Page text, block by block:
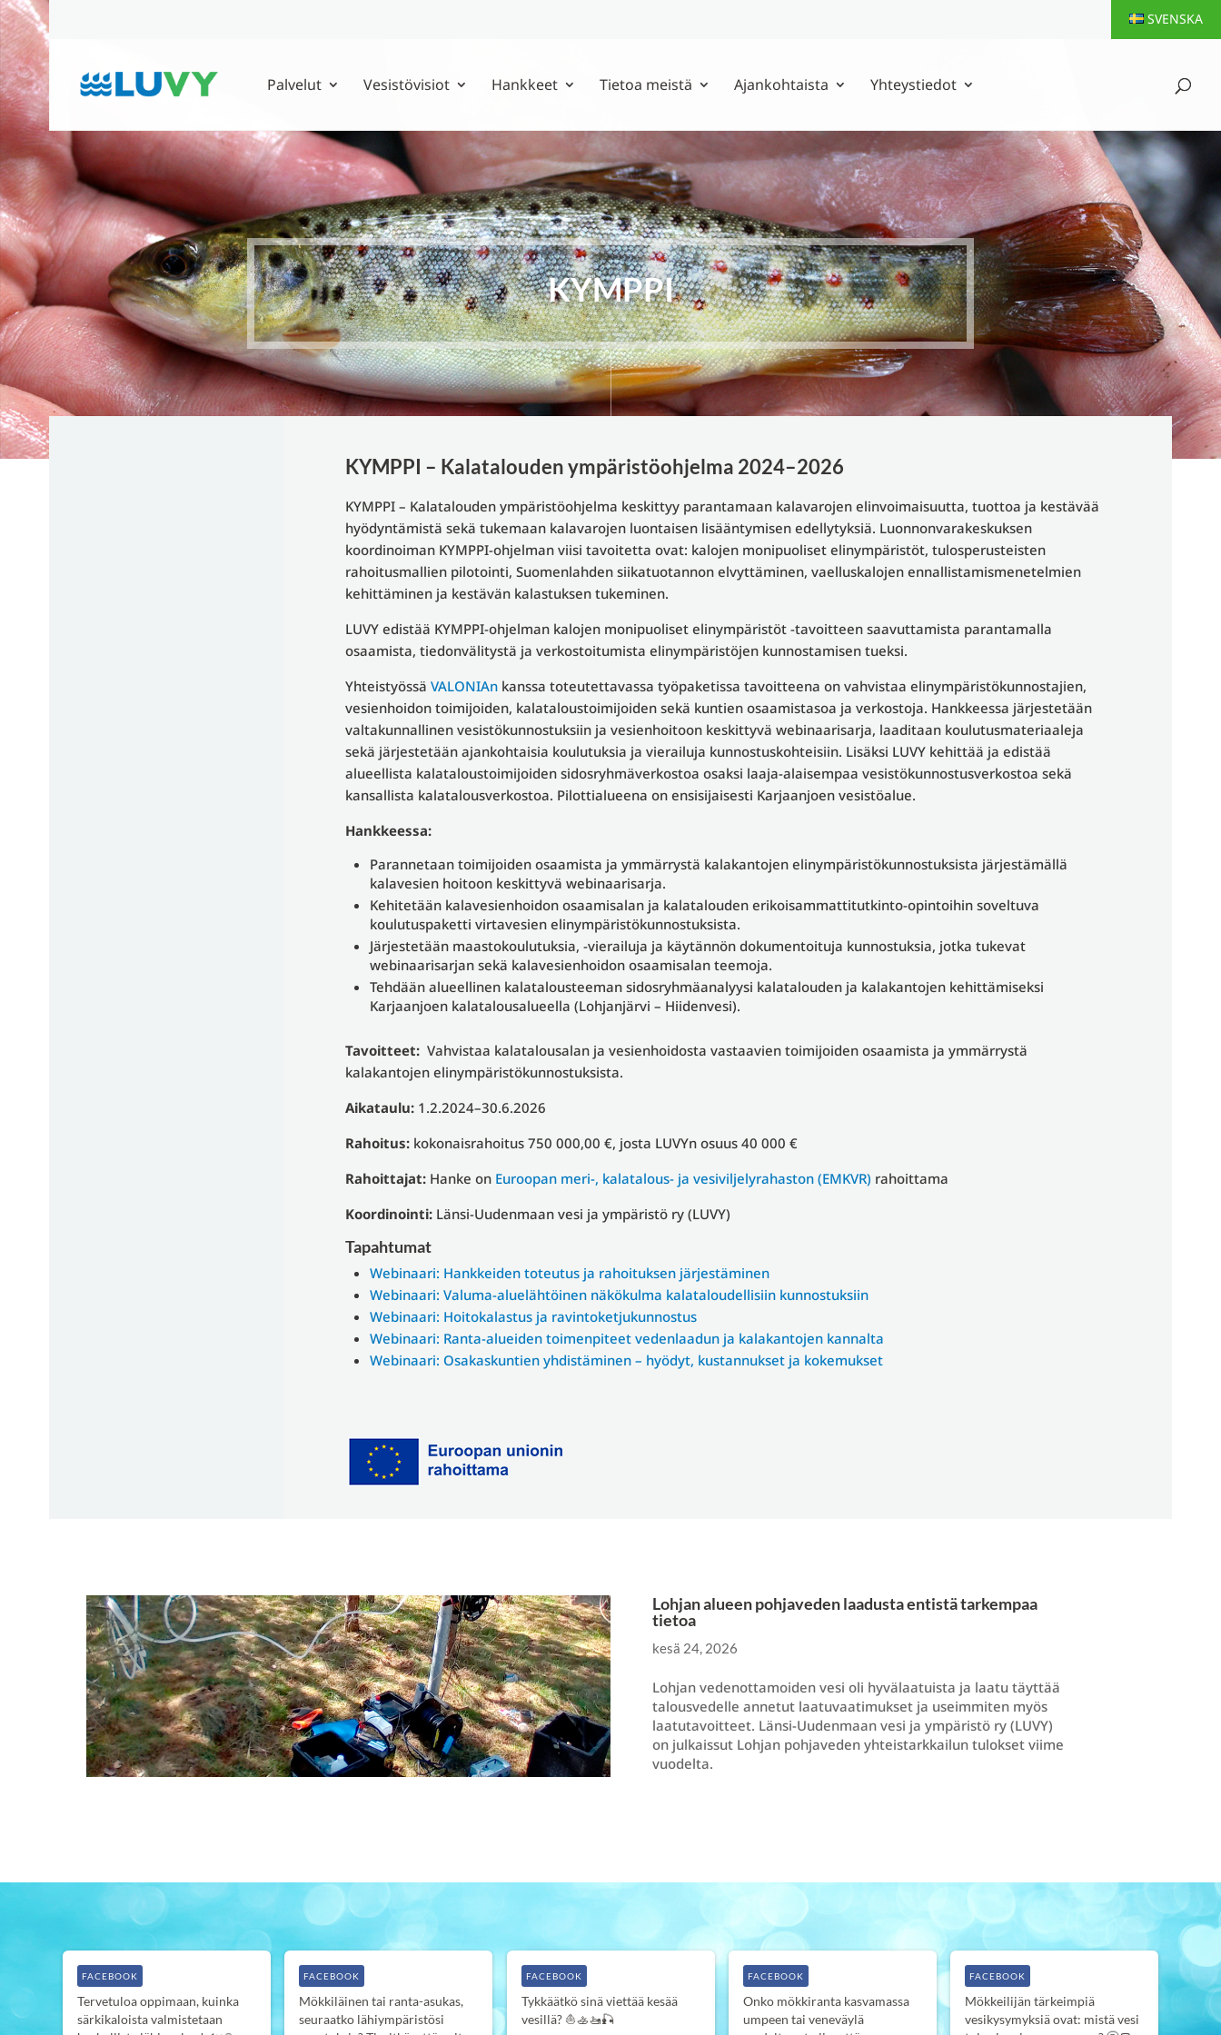
SVENSKA
Palvelut Vesistövisiot Hankkeet Tietoa meistä Ajankohtaista Yhteystiedot
KYMPPI
KYMPPI – Kalatalouden ympäristöohjelma 2024–2026
KYMPPI – Kalatalouden ympäristöohjelma keskittyy parantamaan kalavarojen elinvoimaisuutta, tuottoa ja kestävää
hyödyntämistä sekä tukemaan kalavarojen luontaisen lisääntymisen edellytyksiä. Luonnonvarakeskuksen
koordinoiman KYMPPI-ohjelman viisi tavoitetta ovat: kalojen monipuoliset elinympäristöt, tulosperusteisten
rahoitusmallien pilotointi, Suomenlahden siikatuotannon elvyttäminen, vaelluskalojen ennallistamismenetelmien
kehittäminen ja kestävän kalastuksen tukeminen.
LUVY edistää KYMPPI-ohjelman kalojen monipuoliset elinympäristöt -tavoitteen saavuttamista parantamalla
osaamista, tiedonvälitystä ja verkostoitumista elinympäristöjen kunnostamisen tueksi.
Yhteistyössä VALONIAnkanssa toteutettavassa työpaketissa tavoitteena on vahvistaa elinympäristökunnostajien,
vesienhoidon toimijoiden, kalataloustoimijoiden sekä kuntien osaamistasoa ja verkostoja. Hankkeessa järjestetään
valtakunnallinen vesistökunnostuksiin ja vesienhoitoon keskittyvä webinaarisarja, laaditaan koulutusmateriaaleja
sekä järjestetään ajankohtaisia koulutuksia ja vierailuja kunnostuskohteisiin. Lisäksi LUVY kehittää ja edistää
alueellista kalataloustoimijoiden sidosryhmäverkostoa osaksi laaja-alaisempaa vesistökunnostusverkostoa sekä
kansallista kalatalousverkostoa. Pilottialueena on ensisijaisesti Karjaanjoen vesistöalue.
Hankkeessa:
Parannetaan toimijoiden osaamista ja ymmärrystä kalakantojen elinympäristökunnostuksista järjestämällä
kalavesien hoitoon keskittyvä webinaarisarja.
Kehitetään kalavesienhoidon osaamisalan ja kalatalouden erikoisammattitutkinto-opintoihin soveltuva
koulutuspaketti virtavesien elinympäristökunnostuksista.
Järjestetään maastokoulutuksia, -vierailuja ja käytännön dokumentoituja kunnostuksia, jotka tukevat
webinaarisarjan sekä kalavesienhoidon osaamisalan teemoja.
Tehdään alueellinen kalatalousteeman sidosryhmäanalyysi kalatalouden ja kalakantojen kehittämiseksi
Karjaanjoen kalatalousalueella (Lohjanjärvi – Hiidenvesi).
Tavoitteet: Vahvistaa kalatalousalan ja vesienhoidosta vastaavien toimijoiden osaamista ja ymmärrystä
kalakantojen elinympäristökunnostuksista.
Aikataulu:1.2.2024–30.6.2026
Rahoitus:kokonaisrahoitus 750 000,00 €, josta LUVYn osuus 40 000 €
Rahoittajat:Hanke on Euroopan meri-, kalatalous- ja vesiviljelyrahaston (EMKVR) rahoittama
Koordinointi:Länsi-Uudenmaan vesi ja ympäristö ry (LUVY)
Tapahtumat
Webinaari: Hankkeiden toteutus ja rahoituksen järjestäminen
Webinaari: Valuma-aluelähtöinen näkökulma kalataloudellisiin kunnostuksiin
Webinaari: Hoitokalastus ja ravintoketjukunnostus
Webinaari: Ranta-alueiden toimenpiteet vedenlaadun ja kalakantojen kannalta
Webinaari: Osakaskuntien yhdistäminen – hyödyt, kustannukset ja kokemukset
Lohjan alueen pohjaveden laadusta entistä tarkempaa
tietoa
kesä 24, 2026
Lohjan vedenottamoiden vesi oli hyvälaatuista ja laatu täyttää
talousvedelle annetut laatuvaatimukset ja useimmiten myös
laatutavoitteet. Länsi-Uudenmaan vesi ja ympäristö ry (LUVY)
on julkaissut Lohjan pohjaveden yhteistarkkailun tulokset viime
vuodelta.
Tervetuloa oppimaan, kuinka
särkikaloista valmistetaan
FACEBOOK
Mökkiläinen tai ranta-asukas,
seuraatko lähiympäristösi
FACEBOOK
Tykkäätkö sinä viettää kesää
vesillä? ⛵️🚣‍🚤🎣
FACEBOOK
Onko mökkiranta kasvamassa
umpeen tai veneväylä
FACEBOOK
Mökkeilijän tärkeimpiä
vesikysymyksiä ovat: mistä vesi
FACEBOOK